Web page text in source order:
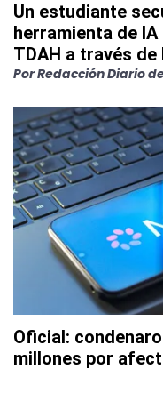
Un estudiante
herramienta de
TDAH a través
PorRedacción Diario
Oficial:
millones por